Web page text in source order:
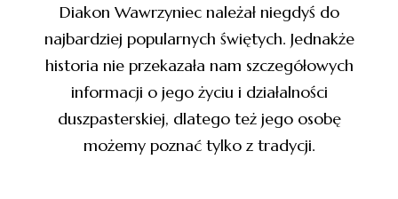
Diakon Wawrzyniec należał niegdyś do
najbardziej popularnych świętych. Jednakże
historia nie przekazała nam szczegółowych
informacji o jego życiu i działalności
duszpasterskiej, dlatego też jego osobę
możemy poznać tylko z tradycji.